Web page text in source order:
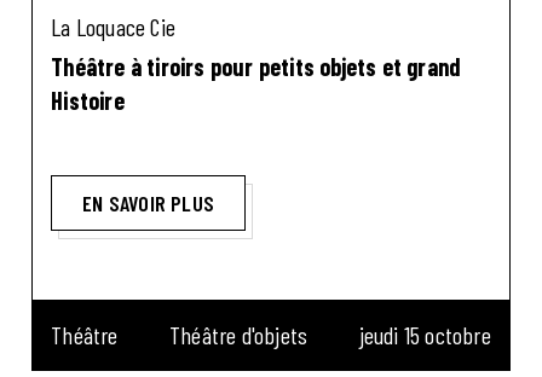
La Loquace Cie
Théâtre à tiroirs pour petits objets et grand
Histoire
EN SAVOIR PLUS
Théâtre Théâtre d'objets jeudi 15 octobre